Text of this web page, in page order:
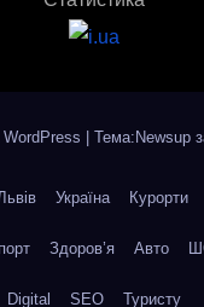
| Тема:Newsup
Україна Курорти
Здоров’я Авто
Digital SEO Туристу